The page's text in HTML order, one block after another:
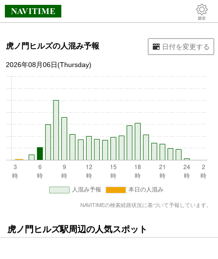
虎ノ門ヒルズの人混み予報
2026年08月06日(Thursday)
NAVITIMEの検索経路状況に基づいて予報しています。
虎ノ門ヒルズ駅周辺の人気スポット